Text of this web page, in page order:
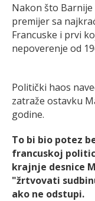
Nakon što
premijer sa
Francuske i prvi
nepoverenje od
Politički haos
zatraže ostavku
godine.
To bi bio potez
francuskoj
krajnje desnice
"žrtvovati
ako ne odstupi.